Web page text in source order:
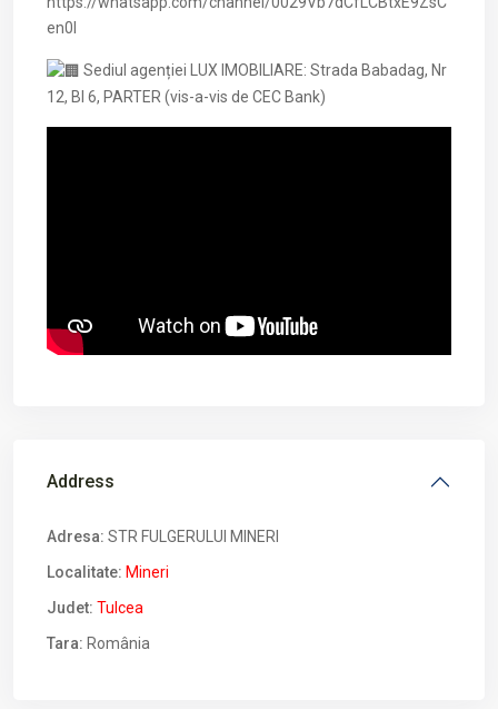
en0l
Sediul agenției LUX IMOBILIARE: Strada Babadag, Nr
12, Bl 6, PARTER (vis-a-vis de CEC Bank)
Address
Adresa: STR FULGERULUI MINERI
Localitate: Mineri
Judet: Tulcea
Tara: România